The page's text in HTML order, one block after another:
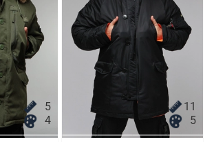
5
4
11
5